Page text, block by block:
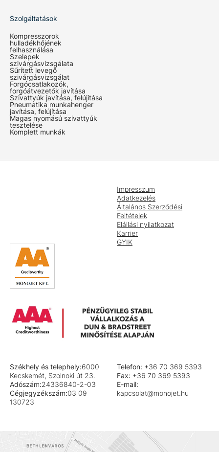
Szolgáltatások
Kompresszorok
hulladékhőjének
felhasználása
Szelepek
szivárgásvizsgálata
Sűrített levegő
szivárgásvizsgálat
Forgócsatlakozók,
forgóátvezetők javítása
Szivattyúk javítása, felújítása
Pneumatika munkahenger
javítása, felújítása
Magas nyomású szivattyúk
tesztelése
Komplett munkák
Impresszum
Adatkezelés
Általános Szerződési
Feltételek
Elállási nyilatkozat
Karrier
GYIK
Székhely és telephely:6000
Kecskemét, Szolnoki út 23.
Adószám:24336840-2-03
Cégjegyzékszám:03 09
130723
Telefon: +36 70 369 5393
Fax: +36 70 369 5393
E-mail:
kapcsolat@monojet.hu